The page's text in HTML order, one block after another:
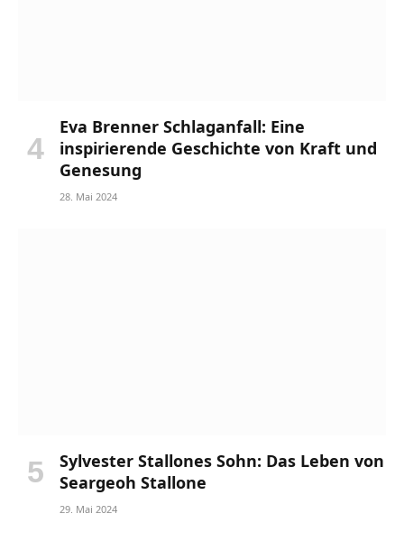
Eva Brenner Schlaganfall: Eine
inspirierende Geschichte von Kraft und
Genesung
28. Mai 2024
Sylvester Stallones Sohn: Das Leben von
Seargeoh Stallone
29. Mai 2024